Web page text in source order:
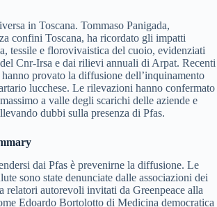
in Toscana. Tommaso Panigada,
confini Toscana, ha ricordato gli impatti
tessile e florovivaistica del cuoio, evidenziati
Cnr-Irsa e dai rilievi annuali di Arpat. Recenti
provato la diffusione dell’inquinamento
lucchese. Le rilevazioni hanno confermato
a valle degli scarichi delle aziende e
dubbi sulla presenza di Pfas.
dai Pfas è prevenirne la diffusione. Le
sono state denunciate dalle associazioni dei
relatori autorevoli invitati da Greenpeace alla
Edoardo Bortolotto di Medicina democratica